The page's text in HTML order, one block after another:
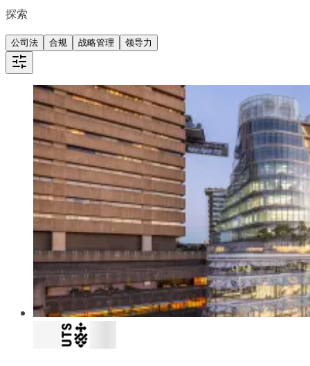
探索
公司法 合规 战略管理 领导力